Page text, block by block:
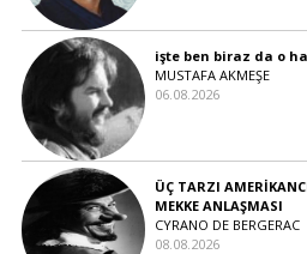
işte ben biraz da o
MUSTAFA AKMEŞE
06.08.2026
ÜÇ TARZI
MEKKE ANLAŞMASI
CYRANO DE BERGERAC
08.08.2026